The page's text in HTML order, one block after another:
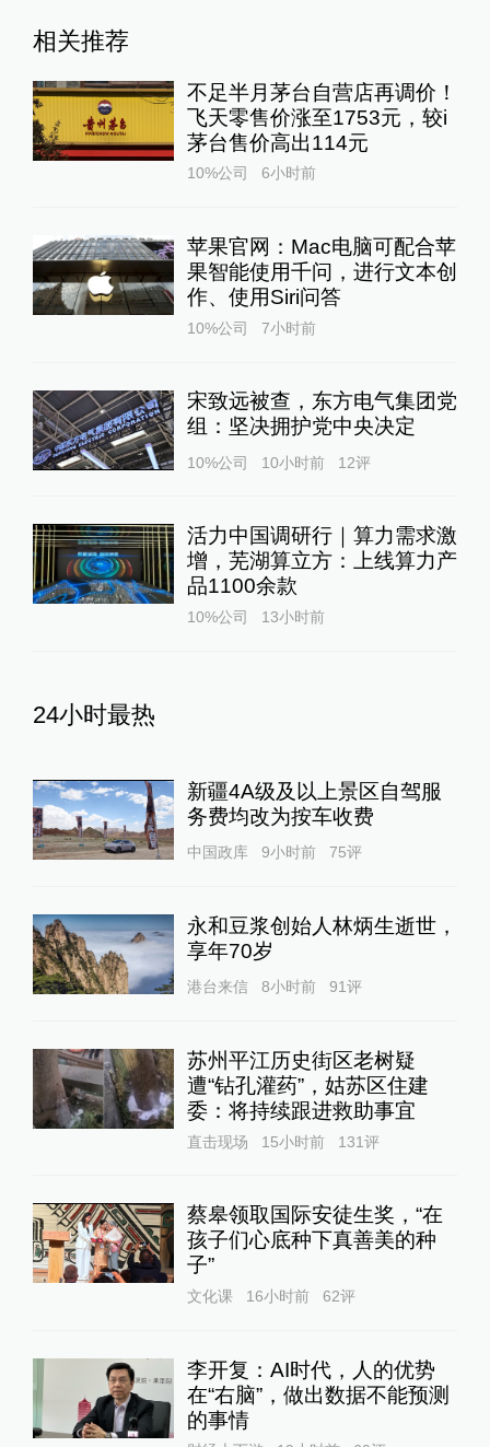
相关推荐
不足半月茅台自营店再调价！
飞天零售价涨至1753元，较i
茅台售价高出114元
10%公司 6小时前
苹果官网：Mac电脑可配合苹
果智能使用千问，进行文本创
作、使用Siri问答
10%公司 7小时前
宋致远被查，东方电气集团党
组：坚决拥护党中央决定
10%公司 10小时前 12评
活力中国调研行｜算力需求激
增，芜湖算立方：上线算力产
品1100余款
10%公司 13小时前
24小时最热
新疆4A级及以上景区自驾服
务费均改为按车收费
中国政库 9小时前 75评
永和豆浆创始人林炳生逝世，
享年70岁
港台来信 8小时前 91评
苏州平江历史街区老树疑
遭“钻孔灌药”，姑苏区住建
委：将持续跟进救助事宜
直击现场 15小时前 131评
蔡皋领取国际安徒生奖，“在
孩子们心底种下真善美的种
子”
文化课 16小时前 62评
李开复：AI时代，人的优势
在“右脑”，做出数据不能预测
的事情